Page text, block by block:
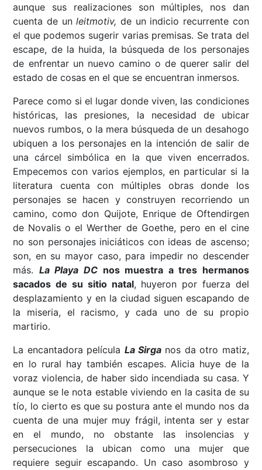
aunque sus realizaciones son múltiples, nos dan
cuenta de unleitmotiv, de un indicio recurrente con
el que podemos sugerir varias premisas. Se trata del
escape, de la huida, la búsqueda de los personajes
de enfrentar un nuevo camino o de querer salir del
estado de cosas en el que se encuentran inmersos.
Parece como si el lugar donde viven, las condiciones
históricas, las presiones, la necesidad de ubicar
nuevos rumbos, o la mera búsqueda de un desahogo
ubiquen a los personajes en la intención de salir de
una cárcel simbólica en la que viven encerrados.
Empecemos con varios ejemplos, en particular si la
literatura cuenta con múltiples obras donde los
personajes se hacen y construyen recorriendo un
camino, como don Quijote, Enrique de Oftendirgen
de Novalis o el Werther de Goethe, pero en el cine
no son personajes iniciáticos con ideas de ascenso;
son, en su mayor caso, para impedir no descender
más. La Playa DCnos muestra a tres hermanos
sacados de su sitio natal, huyeron por fuerza del
desplazamiento y en la ciudad siguen escapando de
la miseria, el racismo, y cada uno de su propio
martirio.
La encantadora película La Sirga nos da otro matiz,
en lo rural hay también escapes. Alicia huye de la
voraz violencia, de haber sido incendiada su casa. Y
aunque se le nota estable viviendo en la casita de su
tío, lo cierto es que su postura ante el mundo nos da
cuenta de una mujer muy frágil, intenta ser y estar
en el mundo, no obstante las insolencias y
persecuciones la ubican como una mujer que
requiere seguir escapando. Un caso asombroso y